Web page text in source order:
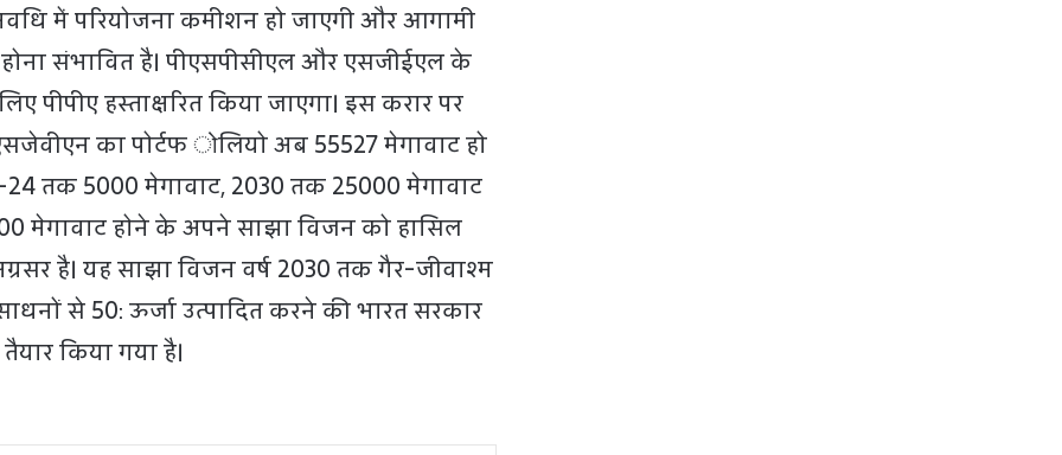
में परियोजना कमीशन हो जाएगी और आगामी
संभावित है। पीएसपीसीएल और एसजीईएल के
पीपीए हस्ताक्षरित किया जाएगा। इस करार पर
का पोर्टफ ोलियो अब 55527 मेगावाट हो
24 तक 5000 मेगावाट, 2030 तक 25000 मेगावाट
मेगावाट होने के अपने साझा विजन को हासिल
है। यह साझा विजन वर्ष 2030 तक गैर-जीवाश्म
से 50: ऊर्जा उत्पादित करने की भारत सरकार
किया गया है।